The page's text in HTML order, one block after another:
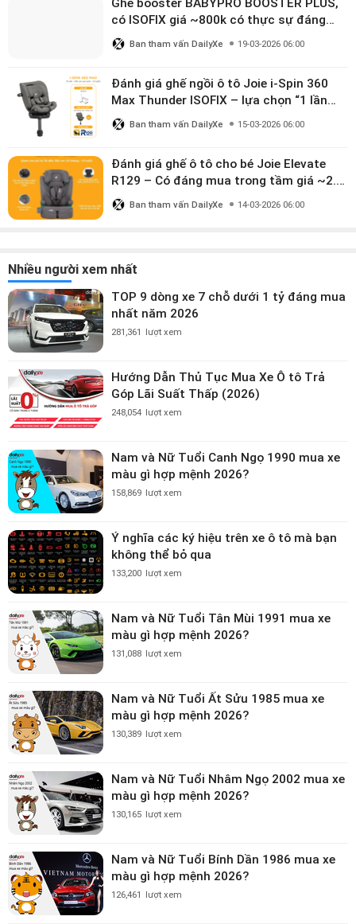
Ghế booster BABYPRO BOOSTER PLUS,
có ISOFIX giá ~800k có thực sự đáng
mua?
Ban tham vấn DailyXe 19-03-2026 06:00
Đánh giá ghế ngồi ô tô Joie i-Spin 360
Max Thunder ISOFIX – lựa chọn “1 lần
dùng đến 12 năm” có đáng giá gần 9
triệu?
Ban tham vấn DailyXe 15-03-2026 06:00
Đánh giá ghế ô tô cho bé Joie Elevate
R129 – Có đáng mua trong tầm giá ~2.8
triệu?
Ban tham vấn DailyXe 14-03-2026 06:00
Nhiều người xem nhất
TOP 9 dòng xe 7 chỗ dưới 1 tỷ đáng mua
nhất năm 2026
281,361 lượt xem
Hướng Dẫn Thủ Tục Mua Xe Ô tô Trả
Góp Lãi Suất Thấp (2026)
248,054 lượt xem
Nam và Nữ Tuổi Canh Ngọ 1990 mua xe
màu gì hợp mệnh 2026?
158,869 lượt xem
Ý nghĩa các ký hiệu trên xe ô tô mà bạn
không thể bỏ qua
133,200 lượt xem
Nam và Nữ Tuổi Tân Mùi 1991 mua xe
màu gì hợp mệnh 2026?
131,088 lượt xem
Nam và Nữ Tuổi Ất Sửu 1985 mua xe
màu gì hợp mệnh 2026?
130,389 lượt xem
Nam và Nữ Tuổi Nhâm Ngọ 2002 mua xe
màu gì hợp mệnh 2026?
130,165 lượt xem
Nam và Nữ Tuổi Bính Dần 1986 mua xe
màu gì hợp mệnh 2026?
126,461 lượt xem